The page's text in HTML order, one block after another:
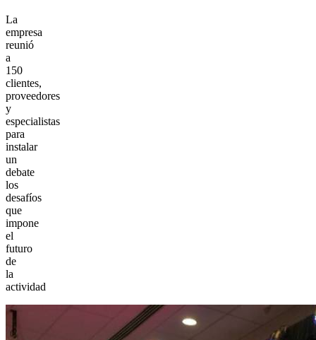
La
empresa
reunió
a
150
clientes,
proveedores
y
especialistas
para
instalar
un
debate
los
desafíos
que
impone
el
futuro
de
la
actividad